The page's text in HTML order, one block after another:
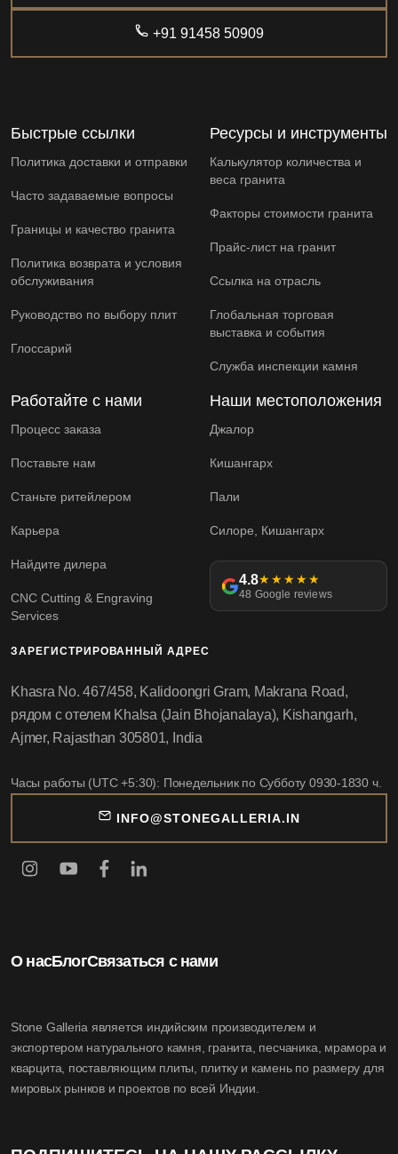
+91 91458 50909
Быстрые ссылки
Политика доставки и отправки
Часто задаваемые вопросы
Границы и качество гранита
Политика возврата и условия
обслуживания
Руководство по выбору плит
Глоссарий
Ресурсы и инструменты
Калькулятор количества и
веса гранита
Факторы стоимости гранита
Прайс-лист на гранит
Ссылка на отрасль
Глобальная торговая
выставка и события
Служба инспекции камня
Работайте с нами
Процесс заказа
Поставьте нам
Станьте ритейлером
Карьера
Найдите дилера
CNC Cutting & Engraving
Services
Наши местоположения
Джалор
Кишангарх
Пали
Силоре, Кишангарх
4.8★★★★★
48 Google reviews
О насБлогСвязаться с нами
Stone Galleria является индийским производителем и
экспортером натурального камня, гранита, песчаника, мрамора и
кварцита, поставляющим плиты, плитку и камень по размеру для
мировых рынков и проектов по всей Индии.
ЗАРЕГИСТРИРОВАННЫЙ АДРЕС
Khasra No. 467/458, Kalidoongri Gram, Makrana Road,
рядом с отелем Khalsa (Jain Bhojanalaya), Kishangarh,
Ajmer, Rajasthan 305801, India
Часы работы (UTC +5:30): Понедельник по Субботу 0930-1830 ч.
INFO@STONEGALLERIA.IN